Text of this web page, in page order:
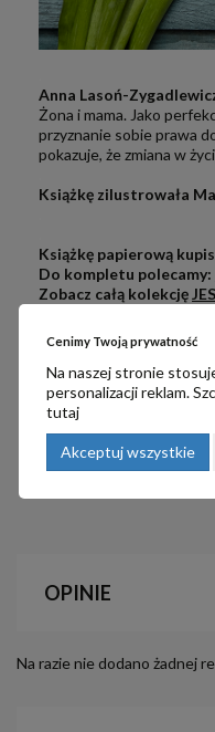
Anna Lasoń-
Żona i mama. Jako
przyznanie sobie prawa
pokazuje, że zmiana w
Książkę zilustrowała
Książkę papierową
Do kompletu polecamy:
Zobacz całą kolekcję
SPECYFIKACJA
wydanie:
ISBN:978-83-67126-40-3
rozmiar:14 MB
ilość stron:320
OPINIE
Na razie nie dodano żadnej
Cenimy Twoją prywatność
Na naszej stronie
personalizacji reklam.
tutaj
Akceptuj wszystkie